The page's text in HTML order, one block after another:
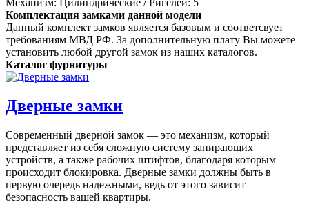
Комплектация замками данной модели
Данный комплект замков является базовым и соответсвует
требованиям МВД РФ. За дополнительную плату Вы можете
установить любой другой замок из наших каталогов.
Каталог фурнитуры
Дверные замки
Современный дверной замок — это механизм, который
представляет из себя сложную систему запирающих
устройств, а также рабочих штифтов, благодаря которым
происходит блокировка. Дверные замки должны быть в
первую очередь надежными, ведь от этого зависит
безопасность вашей квартиры.